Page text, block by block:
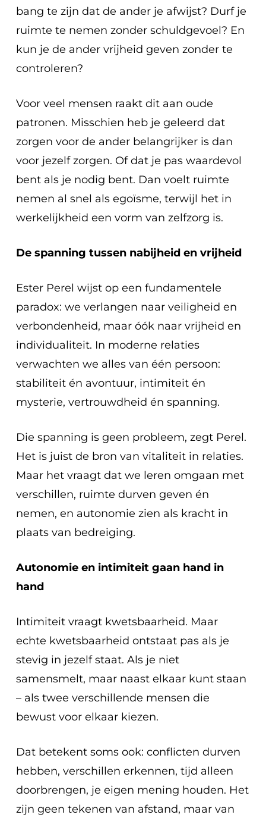
bang te zijn dat de ander je afwijst? Durf je
ruimte te nemen zonder schuldgevoel? En
kun je de ander vrijheid geven zonder te
controleren?
Voor veel mensen raakt dit aan oude
patronen. Misschien heb je geleerd dat
zorgen voor de ander belangrijker is dan
voor jezelf zorgen. Of dat je pas waardevol
bent als je nodig bent. Dan voelt ruimte
nemen al snel als egoïsme, terwijl het in
werkelijkheid een vorm van zelfzorg is.
De spanning tussen nabijheid en vrijheid
Ester Perel wijst op een fundamentele
paradox: we verlangen naar veiligheid en
verbondenheid, maar óók naar vrijheid en
individualiteit. In moderne relaties
verwachten we alles van één persoon:
stabiliteit én avontuur, intimiteit én
mysterie, vertrouwdheid én spanning.
Die spanning is geen probleem, zegt Perel.
Het is juist de bron van vitaliteit in relaties.
Maar het vraagt dat we leren omgaan met
verschillen, ruimte durven geven én
nemen, en autonomie zien als kracht in
plaats van bedreiging.
Autonomie en intimiteit gaan hand in
hand
Intimiteit vraagt kwetsbaarheid. Maar
echte kwetsbaarheid ontstaat pas als je
stevig in jezelf staat. Als je niet
samensmelt, maar naast elkaar kunt staan
– als twee verschillende mensen die
bewust voor elkaar kiezen.
Dat betekent soms ook: conflicten durven
hebben, verschillen erkennen, tijd alleen
doorbrengen, je eigen mening houden. Het
zijn geen tekenen van afstand, maar van